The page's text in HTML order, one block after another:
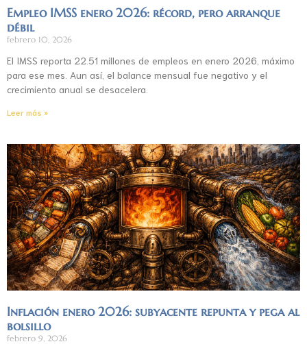
Empleo IMSS enero 2026: récord, pero arranque
débil
febrero 10, 2026
El IMSS reporta 22.51 millones de empleos en enero 2026, máximo
para ese mes. Aun así, el balance mensual fue negativo y el
crecimiento anual se desacelera.
Leer más »
Inflación enero 2026: subyacente repunta y pega al
bolsillo
febrero 9, 2026